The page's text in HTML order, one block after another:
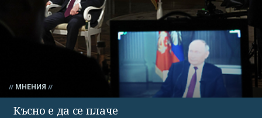
МНЕНИЯ
Късно е да се плаче